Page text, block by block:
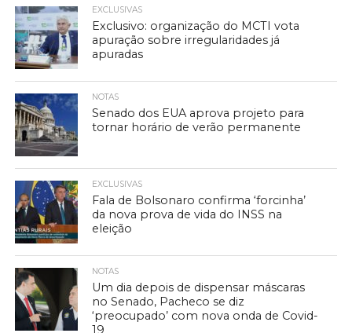
EXCLUSIVAS
Exclusivo: organização do MCTI vota
apuração sobre irregularidades já
apuradas
NOTAS
Senado dos EUA aprova projeto para
tornar horário de verão permanente
EXCLUSIVAS
Fala de Bolsonaro confirma ‘forcinha’
da nova prova de vida do INSS na
eleição
NOTAS
Um dia depois de dispensar máscaras
no Senado, Pacheco se diz
‘preocupado’ com nova onda de Covid-
19